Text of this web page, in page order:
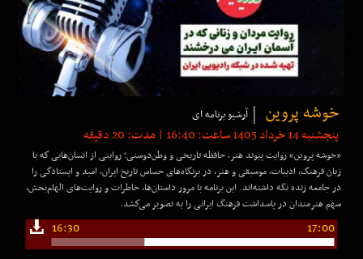
خوشه پروین آرشیو برنامه ای
پنجشنبه 14 خرداد 1405 ساعت: 16:40 | مدت: 20 دقیقه
«خوشه پروین» روایت پیوند هنر، حافظه تاریخی و وطن‌دوستی؛ روایتی از انسان‌هایی كه با
زبان فرهنگ، ادبیات، موسیقی و هنر، در بزنگاه‌های حساس تاریخ ایران، امید و ایستادگی را
در جامعه زنده نگه داشته‌اند. این برنامه با مرور داستان‌ها، خاطرات و روایت‌های الهام‌بخش،
سهم هنرمندان در پاسداشت فرهنگ ایرانی را به تصویر می‌كشد.
16:30 17:00